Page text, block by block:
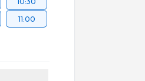
11:00